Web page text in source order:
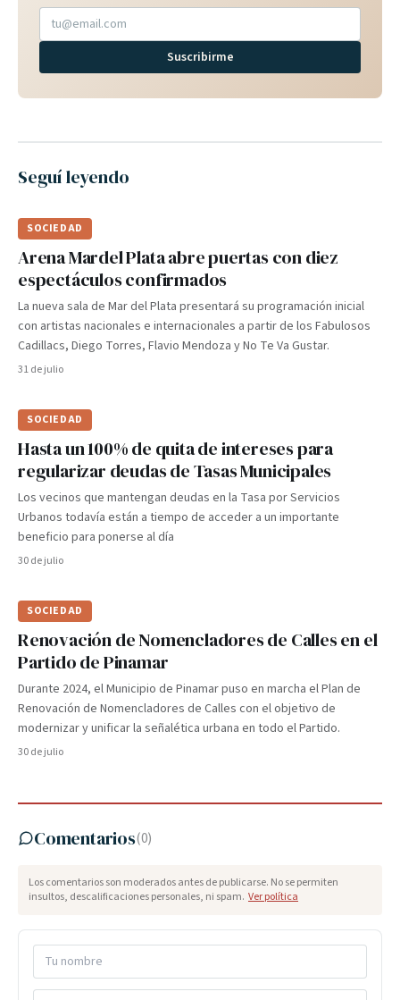
Suscribirme
Seguí leyendo
SOCIEDAD
Arena Mardel Plata abre puertas con diez
espectáculos confirmados
La nueva sala de Mar del Plata presentará su programación inicial
con artistas nacionales e internacionales a partir de los Fabulosos
Cadillacs, Diego Torres, Flavio Mendoza y No Te Va Gustar.
31 de julio
SOCIEDAD
Hasta un 100% de quita de intereses para
regularizar deudas de Tasas Municipales
Los vecinos que mantengan deudas en la Tasa por Servicios
Urbanos todavía están a tiempo de acceder a un importante
beneficio para ponerse al día
30 de julio
SOCIEDAD
Renovación de Nomencladores de Calles en el
Partido de Pinamar
Durante 2024, el Municipio de Pinamar puso en marcha el Plan de
Renovación de Nomencladores de Calles con el objetivo de
modernizar y unificar la señalética urbana en todo el Partido.
30 de julio
Comentarios(0)
Los comentarios son moderados antes de publicarse. No se permiten
insultos, descalificaciones personales, ni spam. Ver política